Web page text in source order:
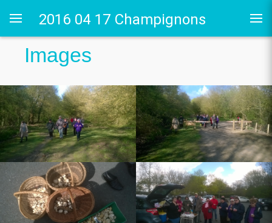
2016 04 17 Champignons
Images